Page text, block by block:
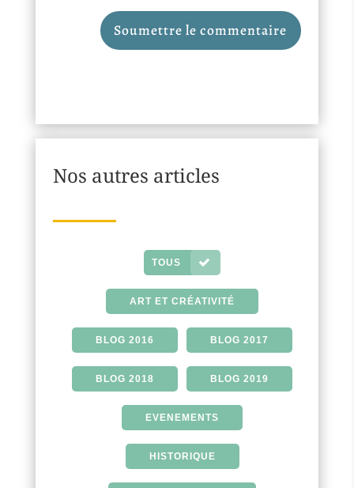
Soumettre le commentaire
Nos autres articles
TOUS
ART ET CRÉATIVITÉ
BLOG 2016 BLOG 2017
BLOG 2018 BLOG 2019
EVENEMENTS
HISTORIQUE